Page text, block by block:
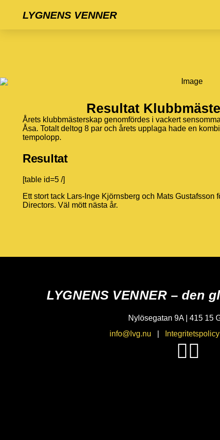
LYGNENS VENNER
Resultat
Årets klubbmästerskap genomfördes i vackert
Åsa. Totalt deltog 8 par och årets upplaga hade en
tempolopp.
Resultat
[table id=5 /]
Ett stort tack Lars-Inge Kjörnsberg och Mats Gustafsson
Directors. Väl mött nästa år.
LYGNENS VENNER – den
Nylösegatan 9A | 415 15
info@lvg.nu
Integritetspolicy